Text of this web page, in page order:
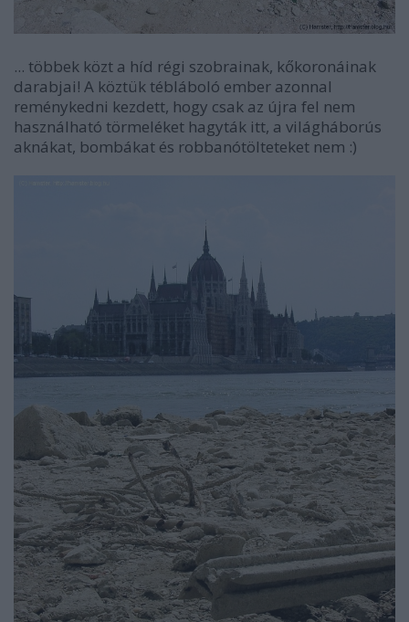
... többek közt a híd régi szobrainak, kőkoronáinak
darabjai! A köztük tébláboló ember azonnal
reménykedni kezdett, hogy csak az újra fel nem
használható törmeléket hagyták itt, a világháborús
aknákat, bombákat és robbanótölteteket nem :)